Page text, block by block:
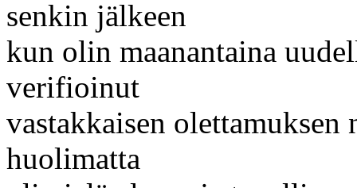
senkin jälkeen
kun olin maanantaina
verifioinut
vastakkaisen
huolimatta